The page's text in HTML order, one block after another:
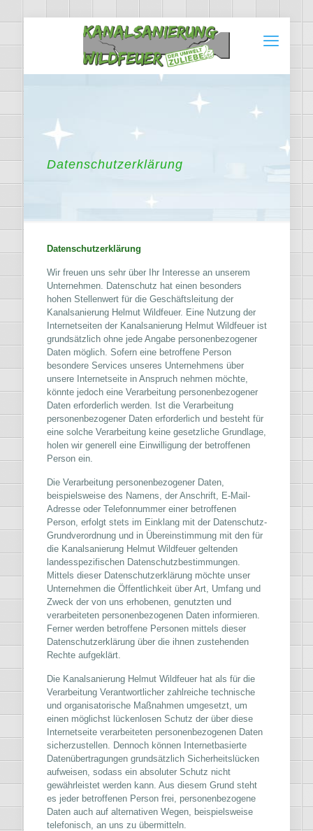
Datenschutzerklärung
Datenschutzerklärung
Wir freuen uns sehr über Ihr Interesse an unserem
Unternehmen. Datenschutz hat einen besonders
hohen Stellenwert für die Geschäftsleitung der
Kanalsanierung Helmut Wildfeuer. Eine Nutzung der
Internetseiten der Kanalsanierung Helmut Wildfeuer ist
grundsätzlich ohne jede Angabe personenbezogener
Daten möglich. Sofern eine betroffene Person
besondere Services unseres Unternehmens über
unsere Internetseite in Anspruch nehmen möchte,
könnte jedoch eine Verarbeitung personenbezogener
Daten erforderlich werden. Ist die Verarbeitung
personenbezogener Daten erforderlich und besteht für
eine solche Verarbeitung keine gesetzliche Grundlage,
holen wir generell eine Einwilligung der betroffenen
Person ein.
Die Verarbeitung personenbezogener Daten,
beispielsweise des Namens, der Anschrift, E-Mail-
Adresse oder Telefonnummer einer betroffenen
Person, erfolgt stets im Einklang mit der Datenschutz-
Grundverordnung und in Übereinstimmung mit den für
die Kanalsanierung Helmut Wildfeuer geltenden
landesspezifischen Datenschutzbestimmungen.
Mittels dieser Datenschutzerklärung möchte unser
Unternehmen die Öffentlichkeit über Art, Umfang und
Zweck der von uns erhobenen, genutzten und
verarbeiteten personenbezogenen Daten informieren.
Ferner werden betroffene Personen mittels dieser
Datenschutzerklärung über die ihnen zustehenden
Rechte aufgeklärt.
Die Kanalsanierung Helmut Wildfeuer hat als für die
Verarbeitung Verantwortlicher zahlreiche technische
und organisatorische Maßnahmen umgesetzt, um
einen möglichst lückenlosen Schutz der über diese
Internetseite verarbeiteten personenbezogenen Daten
sicherzustellen. Dennoch können Internetbasierte
Datenübertragungen grundsätzlich Sicherheitslücken
aufweisen, sodass ein absoluter Schutz nicht
gewährleistet werden kann. Aus diesem Grund steht
es jeder betroffenen Person frei, personenbezogene
Daten auch auf alternativen Wegen, beispielsweise
telefonisch, an uns zu übermitteln.